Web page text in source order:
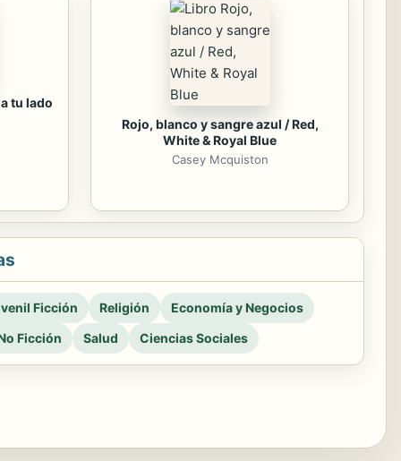
tu lado
Rojo, blanco y sangre azul / Red,
White & Royal Blue
Casey Mcquiston
Ficción Religión
Economía y Negocios
Ficción
Salud Ciencias Sociales